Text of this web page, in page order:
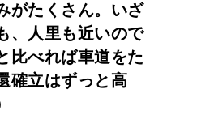
がたくさん。いざ
、人里も近いので
比べれば車道をた
確立はずっと高